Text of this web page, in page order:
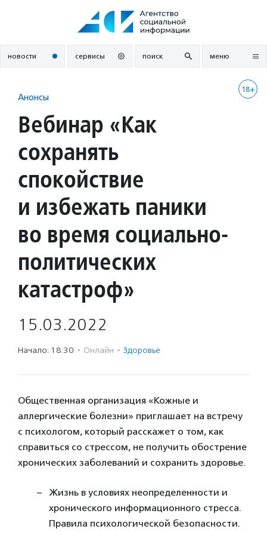
новости сервисы поиск меню
18+
Анонсы
Вебинар «Как
сохранять
спокойствие
и избежать паники
во время социально-
политических
катастроф»
15.03.2022
Начало: 18:30 · Онлайн · Здоровье
Общественная организация «Кожные и
аллергические болезни» приглашает на встречу
с психологом, который расскажет о том, как
справиться со стрессом, не получить обострение
хронических заболеваний и сохранить здоровье.
Жизнь в условиях неопределенности и
хронического информационного стресса.
Правила психологической безопасности.